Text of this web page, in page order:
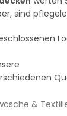
sind
&